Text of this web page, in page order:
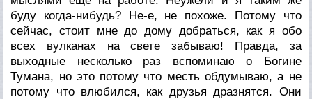
буду когда-нибудь? Не-е, не похоже. Потому что
сейчас, стоит мне до дому добраться, как я обо
всех вулканах на свете забываю! Правда, за
выходные несколько раз вспоминаю о Богине
Тумана, но это потому что месть обдумываю, а не
потому что влюбился, как друзья дразнятся. Они